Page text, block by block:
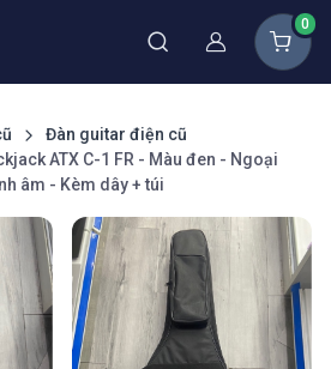
Thành viên
0
Đàn guitar điện cũ
ATX C-1 FR - Màu đen - Ngoại
âm - Kèm dây + túi